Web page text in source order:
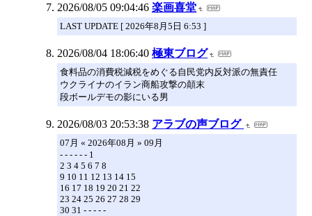
2026/08/05 09:04:46 楽画喜堂
LAST UPDATE [ 2026年8月5日 6:53 ]
2026/08/04 18:06:40 極東ブログ
食料品の消費税減税をめぐる自民党内反対派の無責任
ウクライナのイラン商船攻撃の顛末
段ボールデモの影にいる男
2026/08/03 20:53:38 アラブの声ブログ
07月 « 2026年08月 » 09月
- - - - - - 1
2 3 4 5 6 7 8
9 10 11 12 13 14 15
16 17 18 19 20 21 22
23 24 25 26 27 28 29
30 31 - - - - -